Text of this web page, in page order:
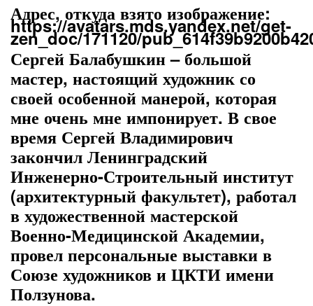
Адрес, откуда взято изображение:
https://avatars.mds.yandex.net/get-
zen_doc/171120/
Сергей Балабушкин – большой
мастер, настоящий художник со
своей особенной манерой, которая
мне очень мне импонирует. В свое
время Сергей Владимирович
закончил Ленинградский
Инженерно-Строительный институт
(архитектурный факультет), работал
в художественной мастерской
Военно-Медицинской Академии,
провел персональные выставки в
Союзе художников и ЦКТИ имени
Ползунова.